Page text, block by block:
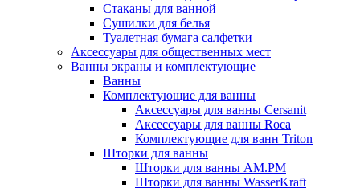
Стаканы для ванной
Сушилки для белья
Туалетная бумага салфетки
Аксессуары для общественных мест
Ванны экраны и комплектующие
Ванны
Комплектующие для ванны
Аксессуары для ванны Cersanit
Аксессуары для ванны Roca
Комплектующие для ванн Triton
Шторки для ванны
Шторки для ванны AM.PM
Шторки для ванны WasserKraft